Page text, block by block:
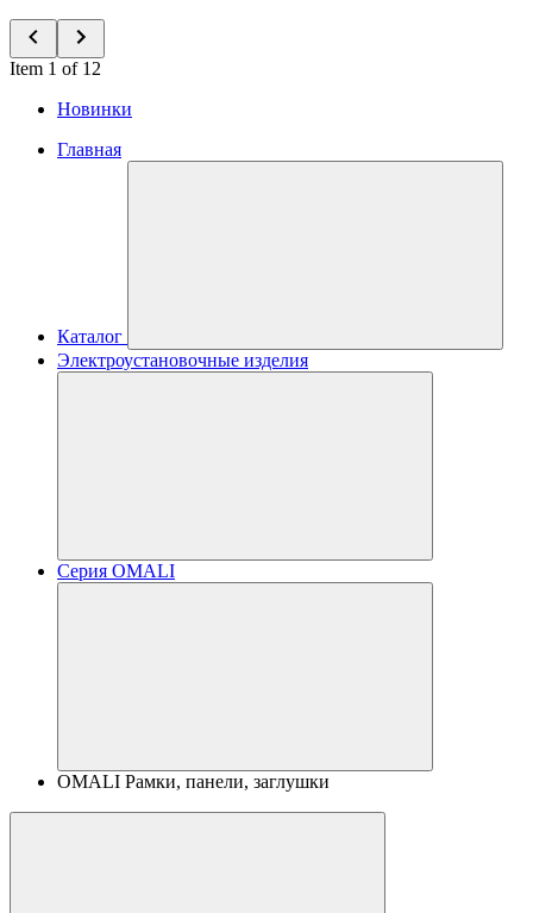
Item 1 of 12
Новинки
Главная
Каталог
Электроустановочные изделия
Серия OMALI
OMALI Рамки, панели, заглушки